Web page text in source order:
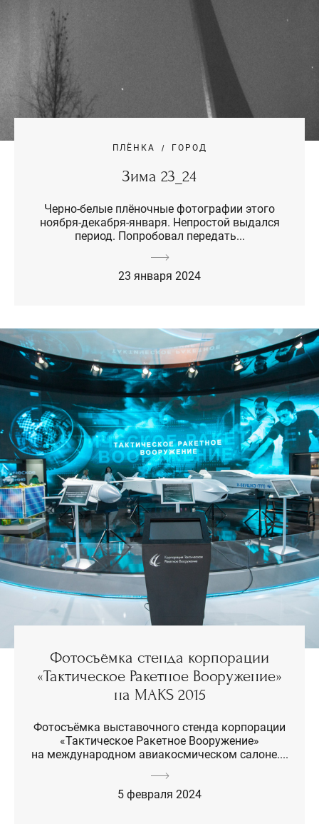
ПЛЁНКА ГОРОД
Зима 23_24
Черно-белые плёночные фотографии этого
ноября-декабря-января. Непростой выдался
период. Попробовал передать...
23 января 2024
Фотосъёмка стенда корпорации
«Тактическое Ракетное Вооружение»
на MAKS 2015
Фотосъёмка выставочного стенда корпорации
«Тактическое Ракетное Вооружение»
на международном авиакосмическом салоне....
5 февраля 2024